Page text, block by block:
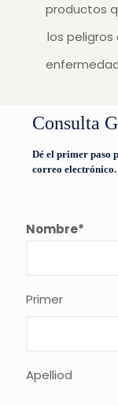
productos
los peligros
Consulta
Dé el primer paso
correo electrónico.
Nombre*
Primer
Apelliod